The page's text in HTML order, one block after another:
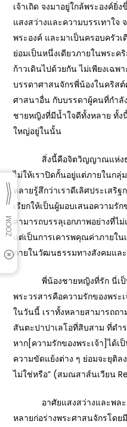
เจ้าเถิด จงมาอยู่ใกล้พระองค์ยิ่
แสงสว่างและความบรรเทาใจ
พระองค์ และมาเป็นครอบครัวเ
ย่อมเป็นหนึ่งเดียวภายในพระค
ก้าวเดินไปด้วยกัน ไม่เพียงเฉพ
บรรดาศาสนจักรพี่น้องในคริส
ศาสนาอื่น กับบรรดาผู้คนที่กำลั
ชายหญิงที่มีน้ำใจดีทั้งหลาย ทั้ง
ใหญ่อยู่ในนั้น
สิ่งนี้คือจิตวิญญาณแห่งธรร
ไม่ให้เราปิดกั้นอยู่แต่ภายในกลุ่ม
หลายรู้สึกว่าเราดีเลิศประเสริ
เรียกให้เป็นผู้มอบเสนอความรั
สามารถบรรลุเอกภาพอย่างที่ไ
แต่เป็นการเคารพคุณค่าภายใ
ภายในวัฒนธรรมทางสังคมแล
พี่น้องชายหญิงที่รัก นี่เป็นเ
พระวรสารคือความรักของพระ
ในวันนี้ เราทั้งหลายสามารถถ
สันตะปาปาเลโอที่สิบสาม ที่ดำ
หาก[ความรักของพระเจ้า]ได้เ
ความขัดแย้งต่าง ๆ ย่อมจะยุติ
ไม่ใช่หรือ” (สมณสาส์นเวียน
อาศัยแสงสว่างและพละกำ
หลายก่อร่างพระศาสนจักรโดย